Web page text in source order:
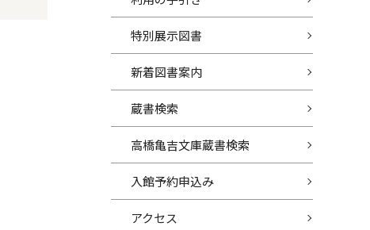
特別展示図書
新着図書案内
蔵書検索
高橋亀吉文庫蔵書検索
入館予約申込み
アクセス